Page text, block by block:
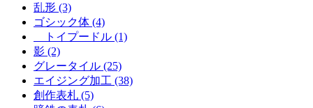
乱形 (3)
ゴシック体 (4)
トイプードル (1)
影 (2)
グレータイル (25)
エイジング加工 (38)
創作表札 (5)